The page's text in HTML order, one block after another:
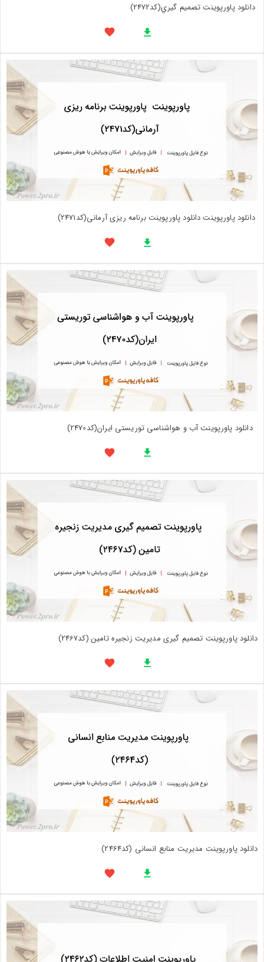
دانلود پاورپوینت تصميم گيري(کد2472)
دانلود پاورپوینت دانلود پاورپوینت برنامه ریزی آرمانی(کد2471)
دانلود پاورپوینت آب و هواشناسی توریستی ایران(کد2470)
دانلود پاورپوینت تصميم گيری مديريت زنجيره تامين (کد2467)
دانلود پاورپوینت مدیریت منابع انسانی (کد2464)